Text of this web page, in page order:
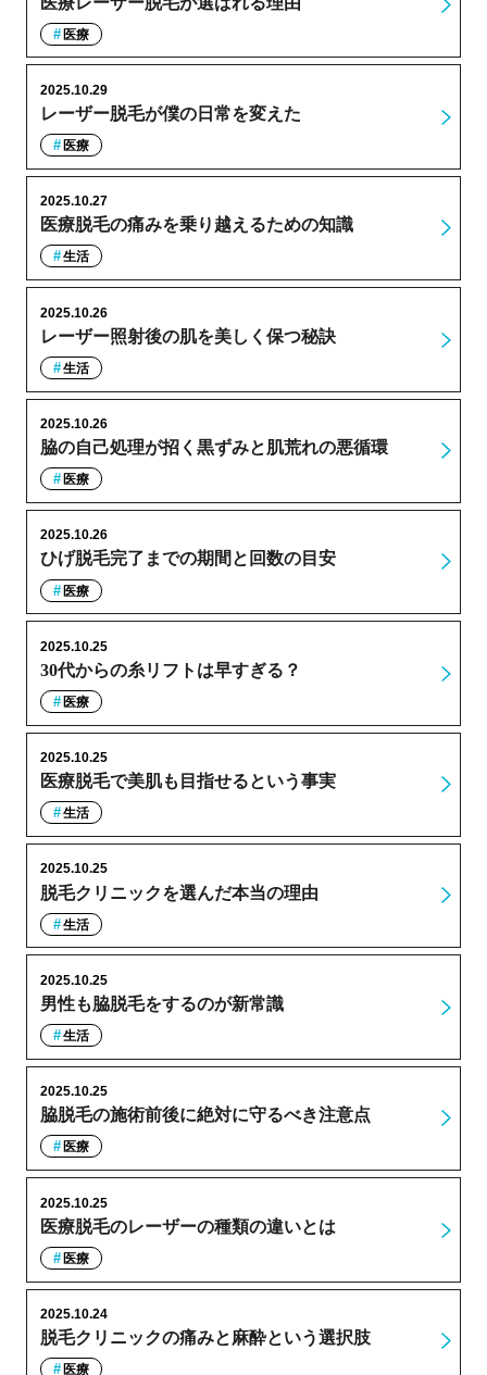
医療
レーザー脱毛が僕の日常を変えた
2025.10.29
医療
医療脱毛の痛みを乗り越えるための知識
2025.10.27
生活
レーザー照射後の肌を美しく保つ秘訣
2025.10.26
生活
脇の自己処理が招く黒ずみと肌荒れの悪循環
2025.10.26
医療
ひげ脱毛完了までの期間と回数の目安
2025.10.26
医療
30代からの糸リフトは早すぎる？
2025.10.25
医療
医療脱毛で美肌も目指せるという事実
2025.10.25
生活
脱毛クリニックを選んだ本当の理由
2025.10.25
生活
男性も脇脱毛をするのが新常識
2025.10.25
生活
脇脱毛の施術前後に絶対に守るべき注意点
2025.10.25
医療
医療脱毛のレーザーの種類の違いとは
2025.10.25
医療
脱毛クリニックの痛みと麻酔という選択肢
2025.10.24
医療